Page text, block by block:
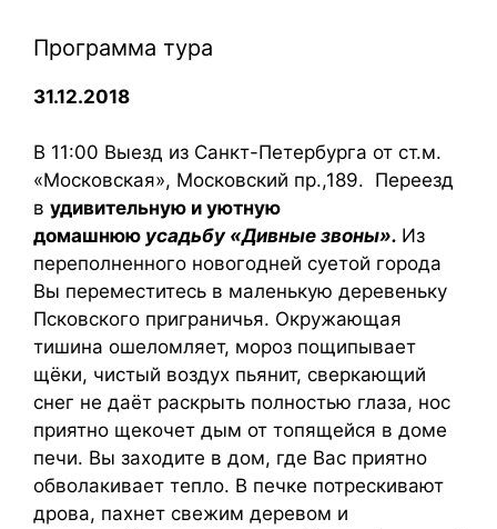
Программа тура
31.12.2018
В 11:00 Выезд из Санкт-Петербурга от ст.м.
«Московская», Московский пр.,189. Переезд
в удивительную и уютную
домашнюю усадьбу «Дивные звоны». Из
переполненного новогодней суетой города
Вы переместитесь в маленькую деревеньку
Псковского приграничья. Окружающая
тишина ошеломляет, мороз пощипывает
щёки, чистый воздух пьянит, сверкающий
снег не даёт раскрыть полностью глаза, нос
приятно щекочет дым от топящейся в доме
печи. Вы заходите в дом, где Вас приятно
обволакивает тепло. В печке потрескивают
дрова, пахнет свежим деревом и